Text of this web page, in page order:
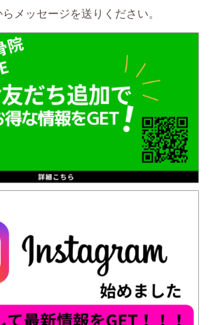
メッセージを送りください。